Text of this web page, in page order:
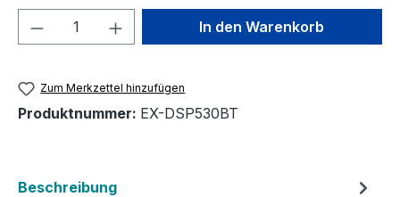
Produkt Anzahl: Gib denIn den Warenkorb
Zum Merkzettel hinzufügen
Produktnummer: EX-DSP530BT
Beschreibung